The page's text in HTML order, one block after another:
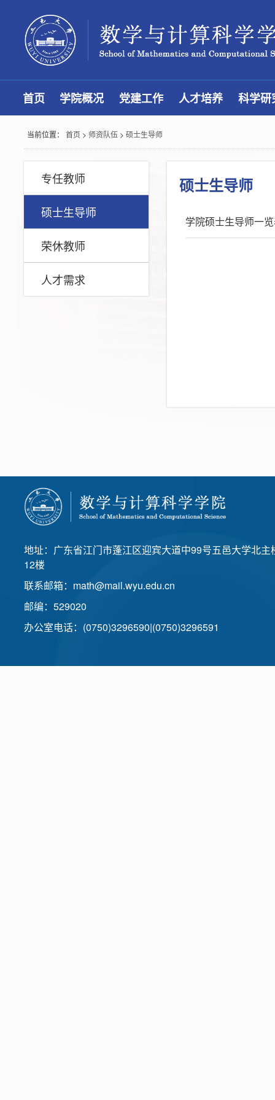
首页 学院概况 党建工作 人才培养 科学研
当前位置：首页 > 师资队伍 > 硕士生导师
专任教师
硕士生导师
荣休教师
人才需求
硕士生导师
学院硕士生导师一
地址：广东省江门市蓬江区迎宾大道中99号五邑大学北主
12楼
联系邮箱：math@mail.wyu.edu.cn
邮编：529020
办公室电话：(0750)3296590|(0750)3296591